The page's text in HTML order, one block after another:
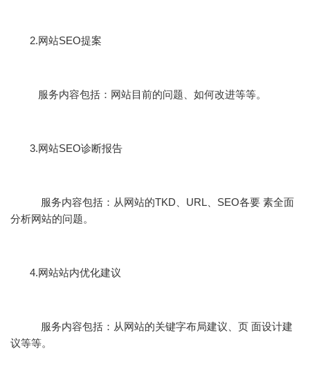
2.网站SEO提案
服务内容包括：网站目前的问题、如何改进等等。
3.网站SEO诊断报告
服务内容包括：从网站的TKD、URL、SEO各要 素全面
分析网站的问题。
4.网站站内优化建议
服务内容包括：从网站的关键字布局建议、页 面设计建
议等等。